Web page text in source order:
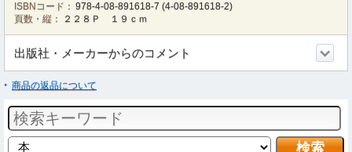
ISBNコード： 978-4-08-891618-7 (4-08-891618-2)
頁数・縦：
２２８Ｐ １９ｃｍ
出版社・メーカーからのコメント
商品の返品について